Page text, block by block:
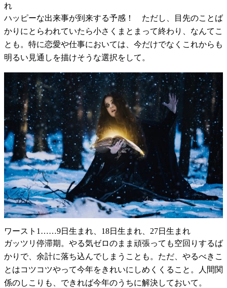
れ
ハッピーな出来事が到来する予感！ ただし、目先のことば
かりにとらわれていたら小さくまとまって終わり、なんてこ
とも。特に恋愛や仕事においては、今だけでなくこれからも
明るい見通しを描けそうな選択をして。
ワースト1……9日生まれ、18日生まれ、27日生まれ
ガッツリ停滞期。やる気ゼロのまま頑張っても空回りするば
かりで、余計に落ち込んでしまうことも。ただ、やるべきこ
とはコツコツやって今年をきれいにしめくくること。人間関
係のしこりも、できれば今年のうちに解決しておいて。